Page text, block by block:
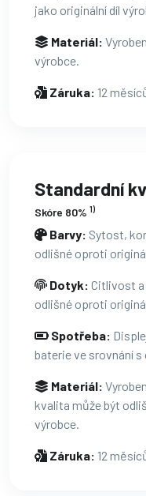
jako originální díl
Materiál:
výrobce.
Záruka: 12
Standardní
Skóre 80% 1)
Barvy: Sytost,
odlišné oproti
Dotyk: Citlivost
odlišné oproti
Spotřeba:
baterie ve srovnání s
Materiál:
kvalita může být
výrobce.
Záruka: 12